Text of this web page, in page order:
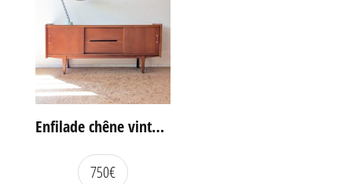
Enfilade chêne vintage portes coulissantes
750€